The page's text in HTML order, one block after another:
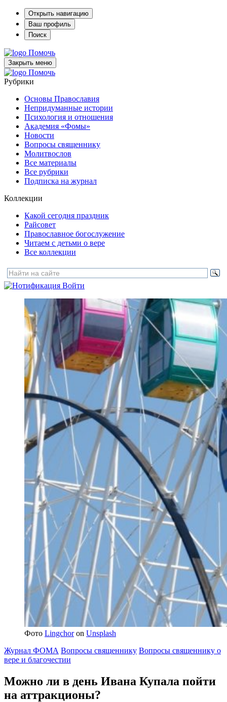
Открыть навигацию
Ваш профиль
Поиск
Помочь
Закрыть меню
Помочь
Рубрики
Основы Православия
Непридуманные истории
Психология и отношения
Академия «Фомы»
Новости
Вопросы священнику
Молитвослов
Все материалы
Все рубрики
Подписка на журнал
Коллекции
Какой сегодня праздник
Райсовет
Православное богослужение
Читаем с детьми о вере
Все коллекции
Войти
Фото Lingchoron Unsplash
Журнал ФОМА Вопросы священнику Вопросы священнику о
вере и благочестии
Можно ли в день Ивана Купала пойти
на аттракционы?